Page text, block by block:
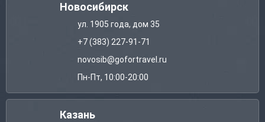
Новосибирск
ул. 1905 года, дом 35
+7 (383) 227-91-71
novosib@gofortravel.ru
Пн-Пт, 10:00-20:00
Казань